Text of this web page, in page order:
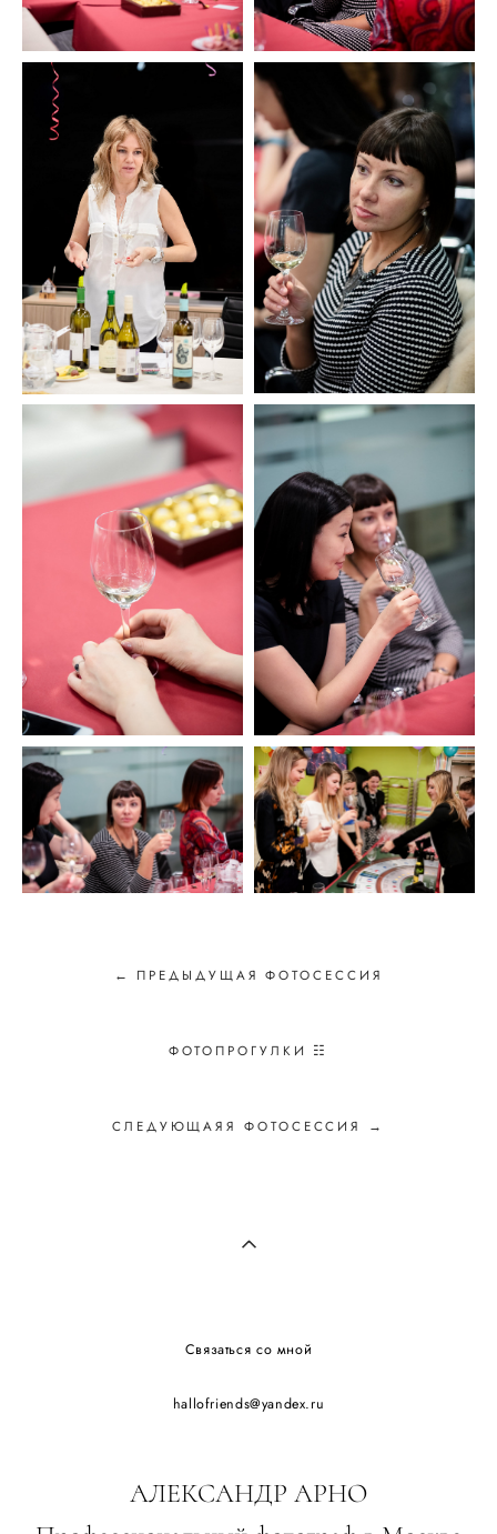
← ПРЕДЫДУЩАЯ ФОТОСЕССИЯ
ФОТОПРОГУЛКИ ☷
СЛЕДУЮЩАЯЯ ФОТОСЕССИЯ →
Связаться со мной
hallofriends@yandex.ru
АЛЕКСАНДР АРНО